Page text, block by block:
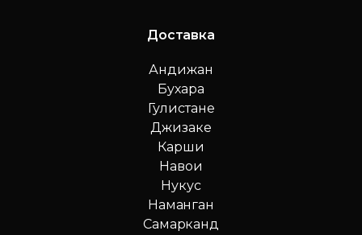
Доставка
Андижан
Бухара
Гулистане
Джизаке
Карши
Навои
Нукус
Наманган
Самарканд